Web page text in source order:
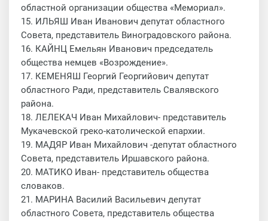
областной организации общества «Мемориал».
15. ИЛЬЯШ Иван Иванович депутат областного
Совета, представитель Виноградовского района.
16. КАЙНЦ Емельян Иванович председатель
общества немцев «Возрождение».
17. КЕМЕНЯШ Георгий Георгийович депутат
областного Ради, представитель Свалявского
района.
18. ЛЕЛЕКАЧ Иван Михайлович- представитель
Мукачевской греко-католической епархии.
19. МАДЯР Иван Михайлович -депутат областного
Совета, представитель Иршавского района.
20. МАТИКО Иван- представитель общества
словаков.
21. МАРИНА Василий Васильевич депутат
областного Совета, представитель общества